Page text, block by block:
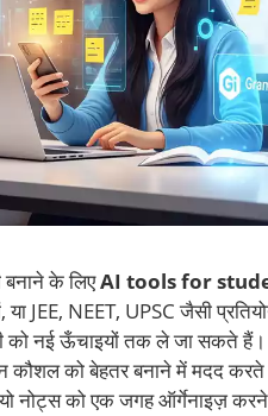
बनाने के लिएAI tools for
JEE, NEET, UPSC जैसी
को नई ऊँचाइयों तक ले जा सकते
को बेहतर बनाने में मदद करते
को एक जगह ऑर्गेनाइज़ करने